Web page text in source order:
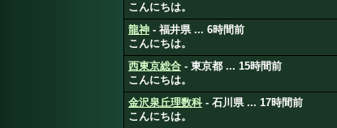
こんにちは。
龍神 - 福井県 ... 6時間前
こんにちは。
西東京総合 - 東京都 ... 15時間前
こんにちは。
金沢泉丘理数科- 石川県 ... 17時間前
こんにちは。